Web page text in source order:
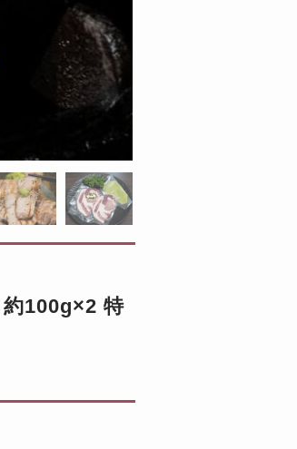
100g×2 特